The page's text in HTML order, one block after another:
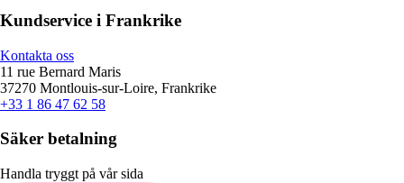
Kundservice i Frankrike
Kontakta oss
11 rue Bernard Maris
37270 Montlouis-sur-Loire, Frankrike
+33 1 86 47 62 58
Säker betalning
Handla tryggt på vår sida